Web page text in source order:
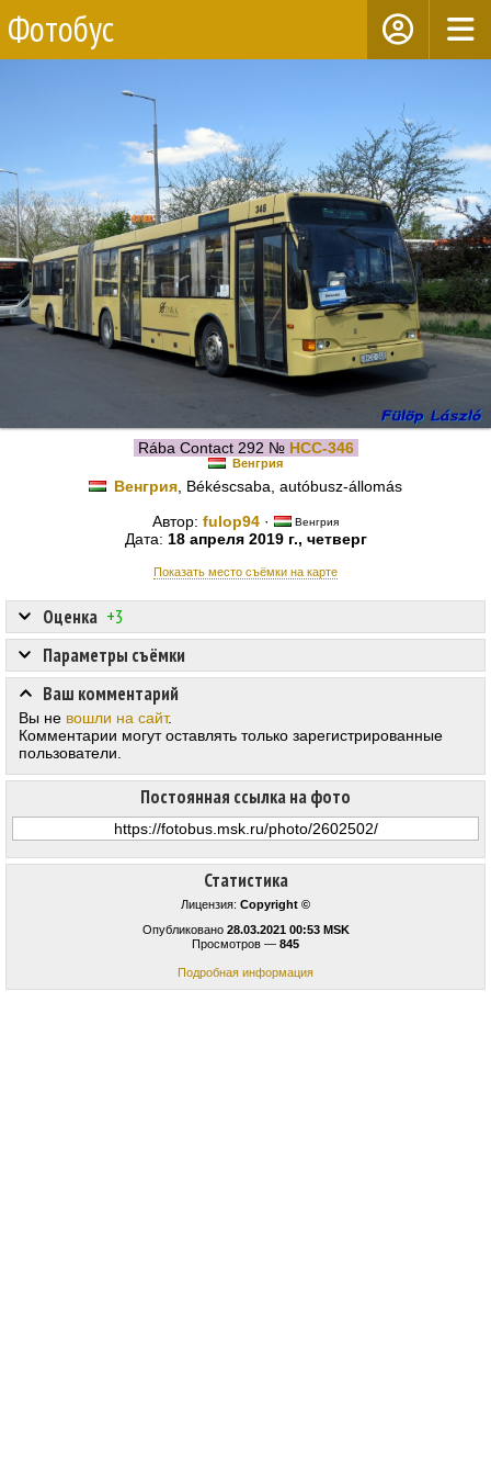
Фотобус
Rába Contact 292 № HCC-346
Венгрия
Венгрия , Békéscsaba, autóbusz-állomás
Автор: fulop94 · Венгрия
Дата: 18 апреля 2019 г., четверг
Показать место съёмки на карте
Статистика
Лицензия: Copyright ©
Опубликовано 28.03.2021 00:53 MSK
Просмотров — 845
Подробная информация
Оценка +3
Постоянная ссылка на фото
Параметры съёмки
Ваш комментарий
Вы не вошли на сайт.
Комментарии могут оставлять только зарегистрированные
пользователи.